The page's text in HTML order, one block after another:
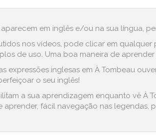
em inglês e/ou na sua língua,
nos vídeos, pode clicar em
de uso. Uma boa maneira de
expressões inglesas em À Tombeau
o seu inglês!
a sua aprendizagem enquanto vê À
fácil navegação nas legendas,